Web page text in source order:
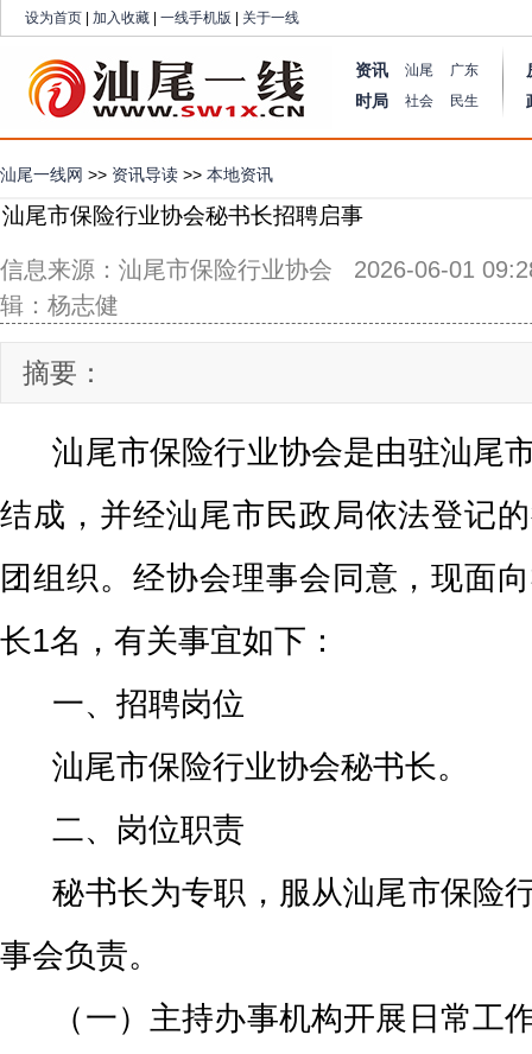
设为首页 加入收藏 一线手机版 关于一线
资讯 汕尾 广东
时局 社会 民生
汕尾一线网 >> 资讯导读 >> 本地资讯
汕尾市保险行业协会秘书长招聘启事
信息来源：汕尾市保险行业协会 2026-06-01
辑：杨志健
摘要：
汕尾市保险行业协会是由驻汕尾
结成，并经汕尾市民政局依法登记
团组织。经协会理事会同意，现面
长1名，有关事宜如下：
一、招聘岗位
汕尾市保险行业协会秘书长。
二、岗位职责
秘书长为专职，服从汕尾市保险
事会负责。
（一）主持办事机构开展日常工